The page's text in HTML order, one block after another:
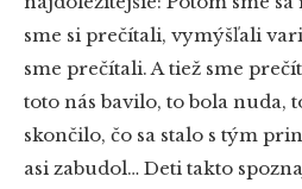
sme si prečítali, vymýšľali
sme prečítali. A tiež sme
toto nás bavilo, to bola nuda,
skončilo, čo sa stalo s tým
asi zabudol… Deti takto